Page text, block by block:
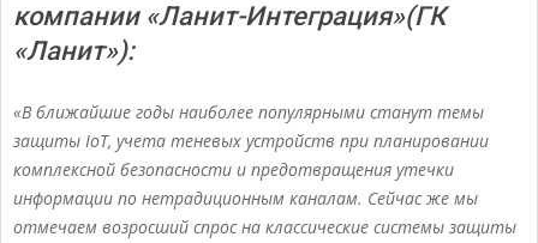
компании «Ланит-Интеграция»(ГК
«Ланит»):
«В ближайшие годы наиболее популярными станут темы
защиты IoT, учета теневых устройств при планировании
комплексной безопасности и предотвращения утечки
информации по нетрадиционным каналам. Сейчас же мы
отмечаем возросший спрос на классические системы защиты